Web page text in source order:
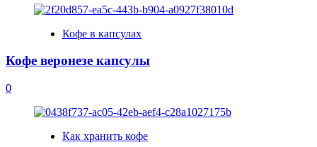
Кофе в капсулах
Кофе веронезе капсулы
0
Как хранить кофе